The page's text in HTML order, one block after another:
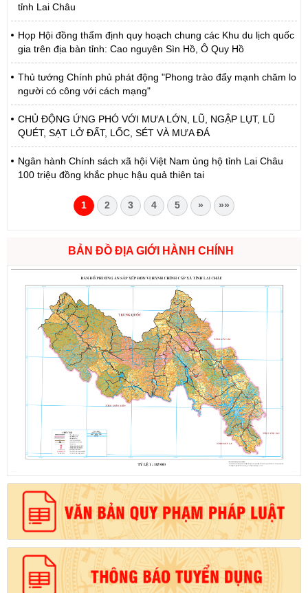
tỉnh Lai Châu
Họp Hội đồng thẩm định quy hoạch chung các Khu du lịch quốc
gia trên địa bàn tỉnh: Cao nguyên Sìn Hồ, Ô Quy Hồ
Thủ tướng Chính phủ phát động "Phong trào đẩy mạnh chăm lo
người có công với cách mạng"
CHỦ ĐỘNG ỨNG PHÓ VỚI MƯA LỚN, LŨ, NGẬP LỤT, LŨ
QUÉT, SẠT LỞ ĐẤT, LỐC, SÉT VÀ MƯA ĐÁ
Ngân hành Chính sách xã hội Việt Nam ủng hộ tỉnh Lai Châu
100 triệu đồng khắc phục hậu quả thiên tai
1 2 3 4 5 » »»
BẢN ĐỒ ĐỊA GIỚI HÀNH CHÍNH